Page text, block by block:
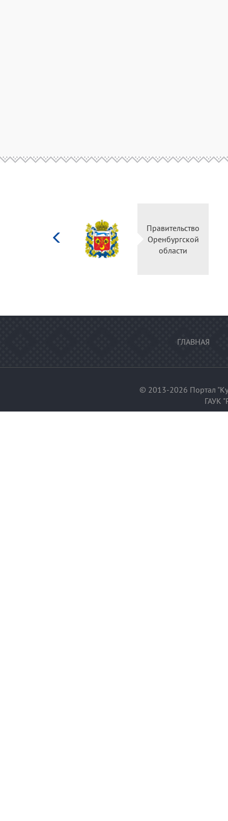
Министерство
культуры
Российской
федерации
ГЛАВНАЯ
© 2013-2026 Портал
ГАУК